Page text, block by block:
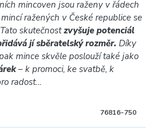
mincoven jsou raženy v řádech
ražených v České republice se
skutečnostzvyšuje potenciál
jí sběratelský rozměr. Díky
mince skvěle poslouží také jako
– k promoci, ke svatbě, k
radost…
76816-750